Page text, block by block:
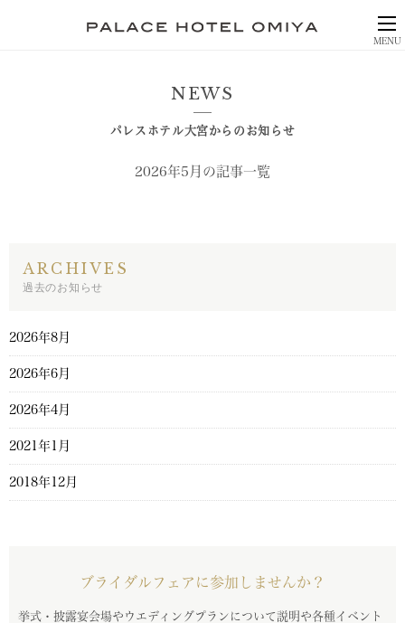
MENU
NEWS
パレスホテル大宮からのお知らせ
2026年5月の記事一覧
ARCHIVES
過去のお知らせ
2026年8月
2026年6月
2026年4月
2021年1月
2018年12月
ブライダルフェアに参加しませんか？
挙式・披露宴会場やウエディングプランについて説明や各種イベント